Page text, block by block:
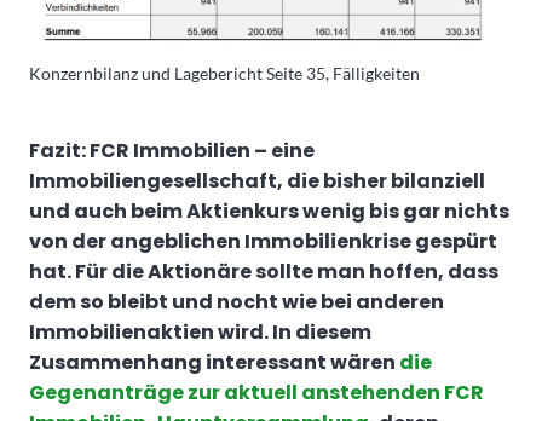
Konzernbilanz und Lagebericht Seite 35, Fälligkeiten
Fazit: FCR Immobilien – eine
Immobiliengesellschaft, die bisher bilanziell
und auch beim Aktienkurs wenig bis gar nichts
von der angeblichen Immobilienkrise gespürt
hat. Für die Aktionäre sollte man hoffen, dass
dem so bleibt und nocht wie bei anderen
Immobilienaktien wird. In diesem
Zusammenhang interessant wären die
Gegenanträge zur aktuell anstehenden FCR